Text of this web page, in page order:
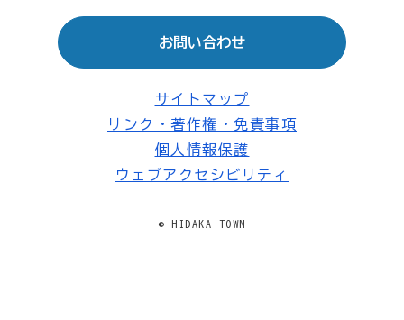
お問い合わせ
サイトマップ
リンク・著作権・免責事項
個人情報保護
ウェブアクセシビリティ
© HIDAKA TOWN